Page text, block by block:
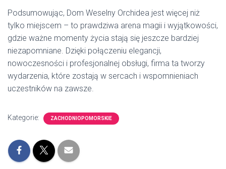
Podsumowując, Dom Weselny Orchidea jest więcej niż
tylko miejscem – to prawdziwa arena magii i wyjątkowości,
gdzie ważne momenty życia stają się jeszcze bardziej
niezapomniane. Dzięki połączeniu elegancji,
nowoczesności i profesjonalnej obsługi, firma ta tworzy
wydarzenia, które zostają w sercach i wspomnieniach
uczestników na zawsze.
Kategorie: ZACHODNIOPOMORSKIE